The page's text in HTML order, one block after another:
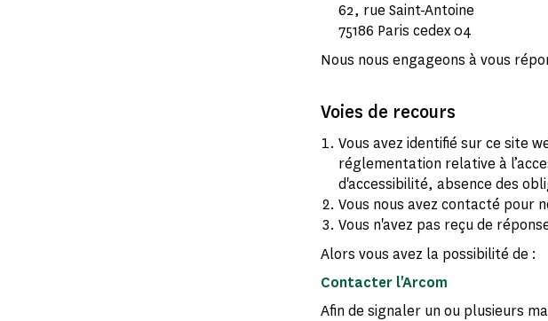
62, rue Saint-Antoine
75186 Paris cedex 04
Nous nous engageons à vous
Voies de recours
Vous avez identifié sur ce site
réglementation relative à
d'accessibilité, absence des
Vous nous avez contacté pour
Vous n'avez pas reçu de
Alors vous avez la possibilité de :
Contacter l'Arcom
Afin de signaler un ou plusieurs